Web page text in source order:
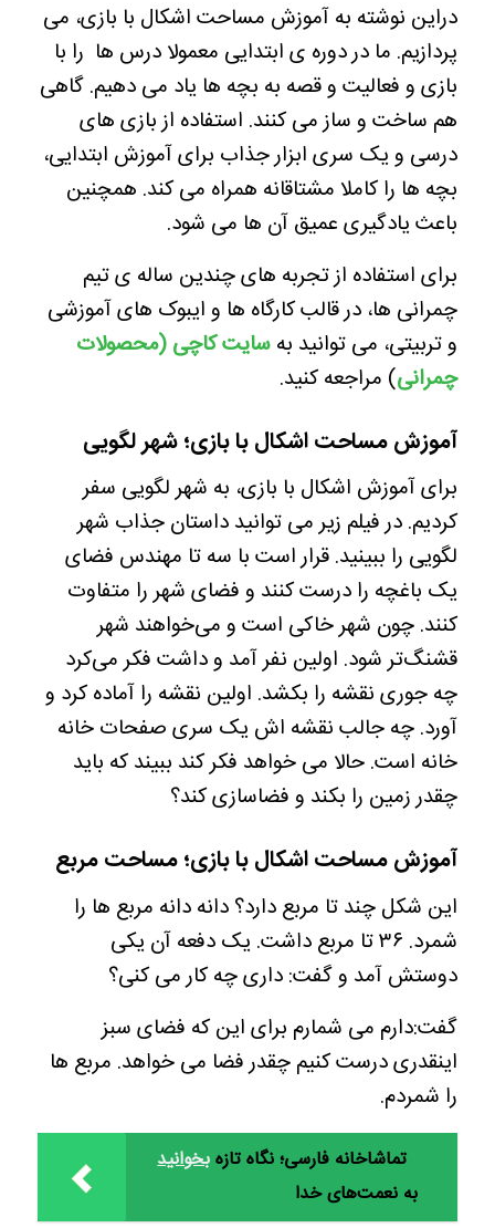
دراین نوشته به آموزش مساحت اشکال با بازی، می
پردازیم. ما در دوره ی ابتدایی معمولا درس ها را با
بازی و فعالیت و قصه به بچه ها یاد می دهیم. گاهی
هم ساخت و ساز می کنند. استفاده از بازی های
درسی و یک سری ابزار جذاب برای آموزش ابتدایی،
بچه ها را کاملا مشتاقانه همراه می کند. همچنین
باعث یادگیری عمیق آن ها می شود.
برای استفاده از تجربه های چندین ساله ی تیم
چمرانی ها، در قالب کارگاه ها و ایبوک های آموزشی
و تربیتی، می توانید بهسایت کاچی (محصولات
چمرانی) مراجعه کنید.
آموزش مساحت اشکال با بازی؛ شهر لگویی
برای آموزش اشکال با بازی، به شهر لگویی سفر
کردیم. در فیلم زیر می توانید داستان جذاب شهر
لگویی را ببینید. قرار است با سه تا مهندس فضای
یک باغچه‌ را درست کنند و فضای شهر را متفاوت
کنند. چون شهر خاکی است و می‌خواهند شهر
قشنگ‌تر شود. اولین نفر آمد و داشت فکر می‌کرد
چه جوری نقشه را بکشد. اولین نقشه را آماده کرد و
آورد. چه جالب نقشه اش یک سری صفحات خانه
خانه است. حالا می خواهد فکر کند ببیند که باید
چقدر زمین را بکند و فضاسازی کند؟
آموزش مساحت اشکال با بازی؛ مساحت مربع
این شکل چند تا مربع دارد؟ دانه دانه مربع ها را
شمرد. ۳۶ تا مربع داشت. یک دفعه آن یکی
دوستش آمد و گفت: داری چه کار می کنی؟
گفت:دارم می شمارم برای این که فضای سبز
اینقدری درست کنیم چقدر فضا می خواهد. مربع ها
را شمردم.
بخوانید تماشاخانه فارسی؛ نگاه تازه
به نعمت‌های خدا